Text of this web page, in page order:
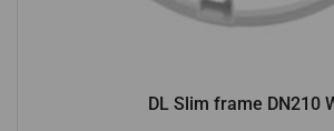
DL Slim frame DN210